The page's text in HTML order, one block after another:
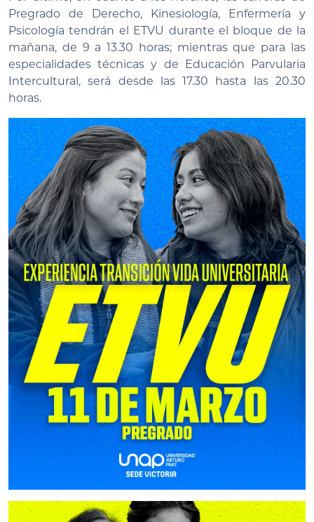
Pregrado de Derecho, Kinesiología, Enfermería y
Psicología tendrán el ETVU durante el bloque de la
mañana, de 9 a 13.30 horas; mientras que para las
especialidades técnicas y de Educación Parvularia
Intercultural, será desde las 17.30 hasta las 20.30
horas.